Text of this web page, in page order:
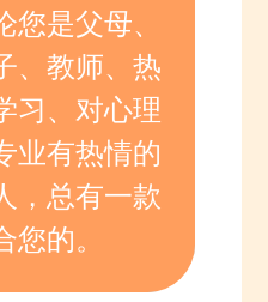
您是父母、
、教师、热
习、对心理
业有热情的
，总有一款
您的。